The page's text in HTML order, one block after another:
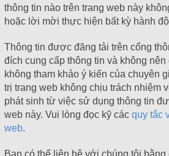
thông tin nào trên trang web này
hoặc lời mời thực hiện bất kỳ hành
Thông tin được đăng tải trên cổng
đích cung cấp thông tin và không
không tham khảo ý kiến ​​của chuyên
trị trang web không chịu trách nhiệm
phát sinh từ việc sử dụng thông tin
web này. Vui lòng đọc kỹ các quy tắc
web.
Bạn có thể liên hệ với chúng tôi bằng